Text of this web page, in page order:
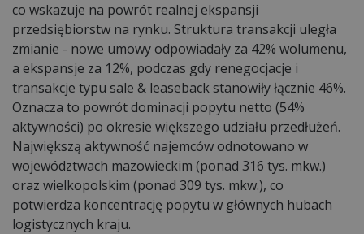
co wskazuje na powrót realnej ekspansji
przedsiębiorstw na rynku. Struktura transakcji uległa
zmianie - nowe umowy odpowiadały za 42% wolumenu,
a ekspansje za 12%, podczas gdy renegocjacje i
transakcje typu sale & leaseback stanowiły łącznie 46%.
Oznacza to powrót dominacji popytu netto (54%
aktywności) po okresie większego udziału przedłużeń.
Największą aktywność najemców odnotowano w
województwach mazowieckim (ponad 316 tys. mkw.)
oraz wielkopolskim (ponad 309 tys. mkw.), co
potwierdza koncentrację popytu w głównych hubach
logistycznych kraju.